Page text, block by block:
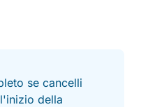
se cancelli
della